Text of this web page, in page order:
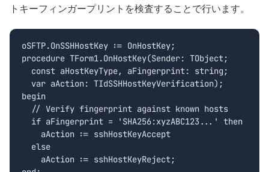
トキーフィンガープリントを検査することで行います。
oSFTP.OnSSHHostKey := OnHostKey;
procedure TForm1.OnHostKey(Sender: TObject;
  const aHostKeyType, aFingerprint: string;
  var aAction: TIdSSHHostKeyVerification);
begin
  // Verify fingerprint against known hosts
  if aFingerprint = 'SHA256:xyzABC123...' then
    aAction := sshHostKeyAccept
  else
    aAction := sshHostKeyReject;